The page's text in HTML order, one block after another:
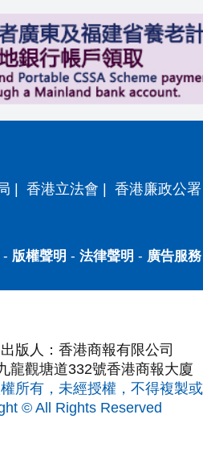
香港立法會 香港廉政公署
- 版權聲明 - 法律聲明 - 廣告服務
版人：香港商報有限公司
龍觀塘道332號香港商報大廈
所有，未經授權，不得複製或
© All Rights Reserved